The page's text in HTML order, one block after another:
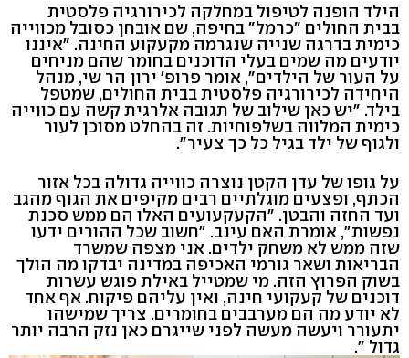
הילד הופנה לטיפול במחלקה לכירורגיה פלסטית
בבית החולים "כרמל" בחיפה, שם אובחן כסובל מכווייה
כימית בדרגה שנייה שנגרמה מקעקוע החינה. "איננו
יודעים מה שמים בעלי הדוכנים בחומר שהם מניחים
על העור של הילדים", אומר פרופ' ירון הר שי, מנהל
היחידה לכירורגיה פלסטית בבית החולים, שמטפל
בילד. "יש כאן שילוב של תגובה אלרגית קשה עם כווייה
כימית המלווה בשלפוחיות. זה בהחלט מסוכן לעור
ולגוף של ילד בגיל כל כך צעיר".
על גופו של עדן הקטן נוצרה כווייה גדולה בכל אזור
הכתף, ופצעים מוגלתיים רבים מקיפים את הגוף מהגב
ועד החזה והבטן. "הקעקעועים האלו הם ממש סכנת
נפשות", אומרת האם עינב. "חשוב שכל ההורים ידעו
שזה ממש לא משחק ילדים. אני מצפה שמשרד
הבריאות ושאר גורמי האכיפה במדינה יבדקו מה הולך
בשוק הפרוץ הזה. מי שמטייל באילת פוגש עשרות
דוכנים של קעקועי חינה, ואין עליהם פיקוח. אף אחד
לא יודע מה הם מערבבים בחומרים. צריך שמישהו
יתעורר ויעשה מעשה לפני שייגרם כאן נזק הרבה יותר
גדול ".